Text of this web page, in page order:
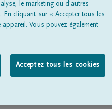
nousEntrepreneur de pompes
le marketing ou d'autres
cliquant sur « Accepter tous les
Vous pouvez également
Acceptez tous les cookies